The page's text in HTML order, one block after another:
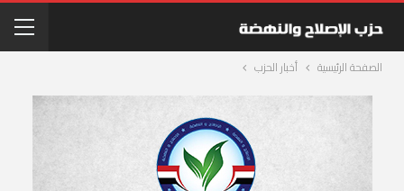
الصفحة الرئيسية أخبار الحزب